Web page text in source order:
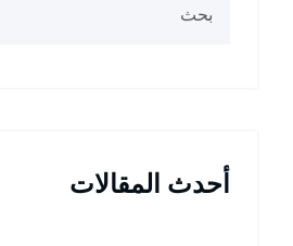
أحدث المقالات